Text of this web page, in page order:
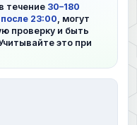
течение 30–180
после 23:00 , могут
проверку и быть
это при